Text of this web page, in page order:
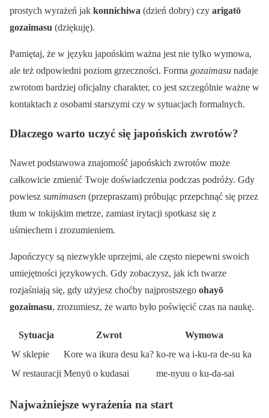
prostych wyrażeń jak konnichiwa (dzień dobry) czy arigatō
gozaimasu (dziękuję).
Pamiętaj, że w języku japońskim ważna jest nie tylko wymowa,
ale też odpowiedni poziom grzeczności. Forma gozaimasu nadaje
zwrotom bardziej oficjalny charakter, co jest szczególnie ważne w
kontaktach z osobami starszymi czy w sytuacjach formalnych.
Dlaczego warto uczyć się japońskich zwrotów?
Nawet podstawowa znajomość japońskich zwrotów może
całkowicie zmienić Twoje doświadczenia podczas podróży. Gdy
powiesz sumimasen (przepraszam) próbując przepchnąć się przez
tłum w tokijskim metrze, zamiast irytacji spotkasz się z
uśmiechem i zrozumieniem.
Japończycy są niezwykle uprzejmi, ale często niepewni swoich
umiejętności językowych. Gdy zobaczysz, jak ich twarze
rozjaśniają się, gdy użyjesz choćby najprostszego ohayō
gozaimasu, zrozumiesz, że warto było poświęcić czas na naukę.
Sytuacja Zwrot
Wymowa
W sklepie
Kore wa ikura desu ka? ko-re wa i-ku-ra de-su ka
W restauracji Menyū o kudasai me-nyuu o ku-da-sai
Najważniejsze wyrażenia na start